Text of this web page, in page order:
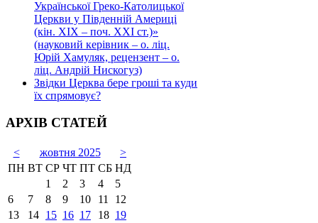
Української Греко-Католицької
Церкви у Південній Америці
(кін. ХІХ – поч. ХХІ ст.)»
(науковий керівник – о. ліц.
Юрій Хамуляк, рецензент – о.
ліц. Андрій Нискогуз)
Звідки Церква бере гроші та куди
їх спрямовує?
АРХІВ СТАТЕЙ
< жовтня 2025
>
ПН ВТ СР ЧТ ПТ СБ НД
1
2 3 4
5
6
7 8 9 10 11
12
13
14 15 16 17 18 19